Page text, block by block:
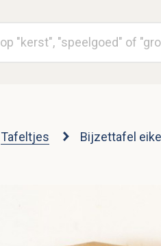
Tafeltjes Bijzettafel